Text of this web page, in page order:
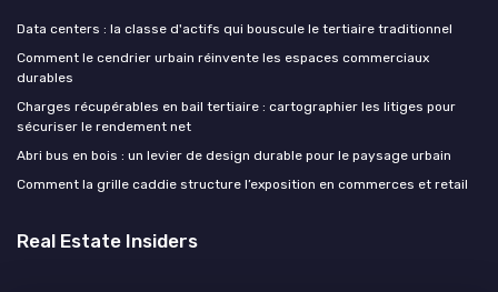
Data centers : la classe d'actifs qui bouscule le tertiaire traditionnel
Comment le cendrier urbain réinvente les espaces commerciaux
durables
Charges récupérables en bail tertiaire : cartographier les litiges pour
sécuriser le rendement net
Abri bus en bois : un levier de design durable pour le paysage urbain
Comment la grille caddie structure l’exposition en commerces et retail
Real Estate Insiders